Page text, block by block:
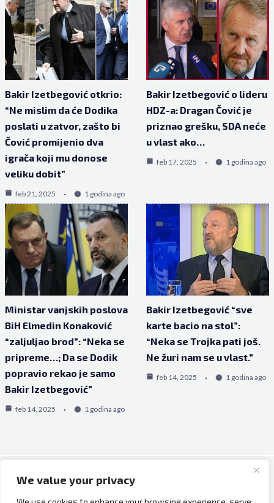
We value your privacy
Bakir Izetbegović otkrio:
“Ne mislim da će Dodika
poslati u zatvor, zašto bi
Čović promijenio dva
igrača koji mu donose
veliku dobit”
feb 21, 2025 1 godina ago
Bakir Izetbegović o lideru
HDZ-a: Dragan Čović je
priznao grešku, SDA neće
u vlast ako…
feb 17, 2025 1 godina ago
Ministar vanjskih poslova
BiH Elmedin Konaković
“zaljuljao brod”: “Neka se
pripreme…; Da se Dodik
popravio rekao je samo
Bakir Izetbegović”
feb 14, 2025 1 godina ago
Bakir Izetbegović “sve
karte bacio na stol”:
“Neka se Trojka pati još.
Ne žuri nam se u vlast.”
feb 14, 2025 1 godina ago
Copyright © 2026 Bh Dijaspora.